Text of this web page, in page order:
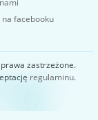
facebooku
zastrzeżone.
regulaminu.